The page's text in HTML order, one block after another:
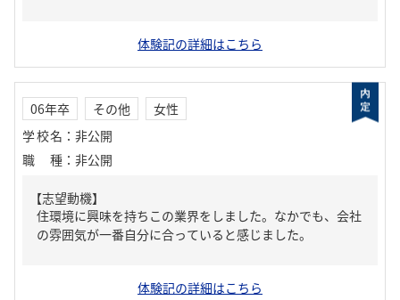
体験記の詳細はこちら
06年卒 その他
女性
学校名 ： 非公開
職種 ： 非公開
【志望動機】
住環境に興味を持ちこの業界をしました。なかでも、会社
の雰囲気が一番自分に合っていると感じました。
体験記の詳細はこちら